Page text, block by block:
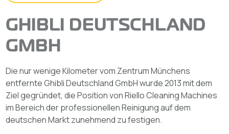
GHIBLI DEUTSCHLAND
GMBH
Die nur wenige Kilometer vom Zentrum Münchens
entfernte Ghibli Deutschland GmbH wurde 2013 mit dem
Ziel gegründet, die Position von Riello Cleaning Machines
im Bereich der professionellen Reinigung auf dem
deutschen Markt zunehmend zu festigen.